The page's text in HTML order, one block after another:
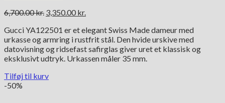
6,700.00kr. Den
pris
var:
6,700.00 kr..
3,350.00 kr.
pris
er:
3,350.00 kr..
Gucci YA122501 er et elegant Swiss Made dameur med
urkasse og armring i rustfrit stål. Den hvide urskive med
datovisning og ridsefast safirglas giver uret et klassisk og
eksklusivt udtryk. Urkassen måler 35 mm.
Tilføj til kurv
-50%